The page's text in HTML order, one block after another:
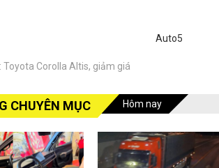
Auto5
Toyota Corolla Altis, giảm giá
CHUYÊN MỤC Hôm nay